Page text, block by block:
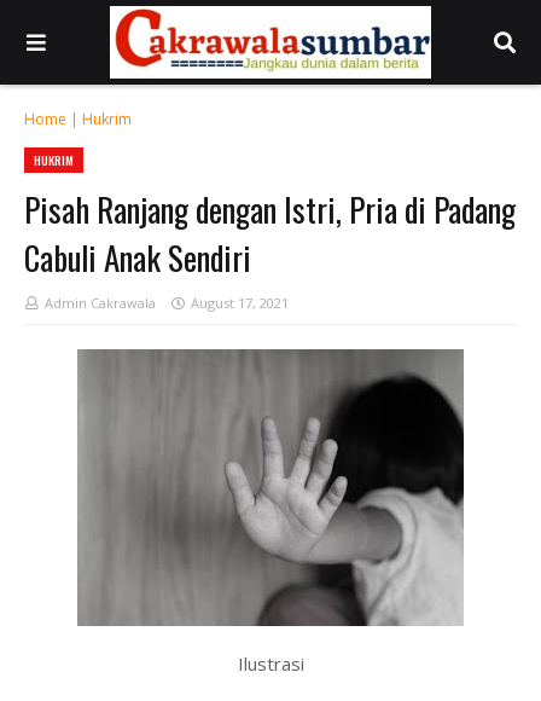
Home | Hukrim
HUKRIM
Pisah Ranjang dengan Istri, Pria di Padang
Cabuli Anak Sendiri
Admin Cakrawala August 17, 2021
Ilustrasi